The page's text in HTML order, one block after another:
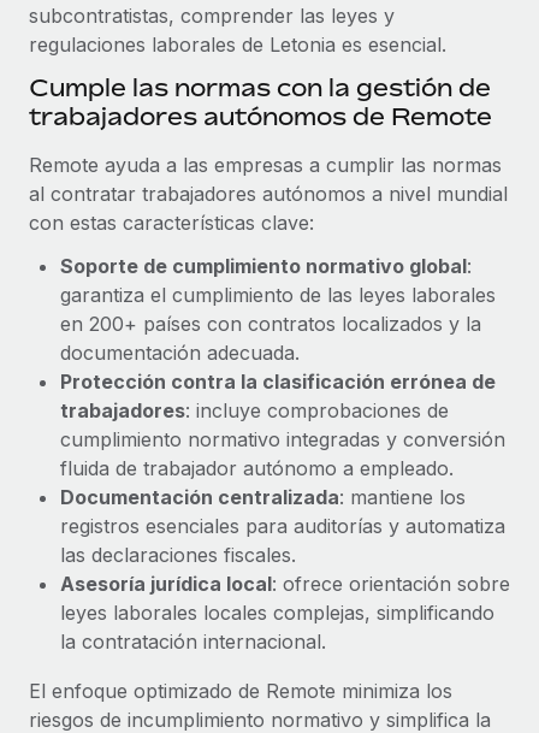
Comprobaciones de antecedentes
Cumplimiento normativo
normativo.
Gestión de dispositivos
Proporciona dispositivos tecnológicos y contrólalos
en todo el mundo.
Apertura de entidades
Abre entidades conforme a la legalidad enseguida.
Movilidad y reubicación
Reubica a los empleados con facilidad.
Prestaciones
Gestiona las prestaciones de los empleados sin
complicaciones.
Nómina global
EOR y PEO
Impuestos
BLOG
Novedades de producto de Remote:
Integraciones con Gusto y Xero y Contractor
Management Plus
La misión de Remote sigue siendo ayudar a empresas de
todos los tamaños a contratar, gestionar y...
Más información
Pento se convierte en un empleador equitativo
con Remote
Gestionar las nóminas internamente es complicado. Tardas
semanas en hacerlo manualmente y, al mes...
subcontratistas, comprender las leyes y
regulaciones laborales de Letonia es esencial.
Cumple las normas con la gestión de
trabajadores autónomos de Remote
Remote ayuda a las empresas a cumplir las normas
al contratar trabajadores autónomos a nivel mundial
con estas características clave:
Soporte de cumplimiento normativo global:
garantiza el cumplimiento de las leyes laborales
en 200+ países con contratos localizados y la
documentación adecuada.
Protección contra la clasificación errónea de
trabajadores: incluye comprobaciones de
cumplimiento normativo integradas y conversión
fluida de trabajador autónomo a empleado.
Documentación centralizada: mantiene los
registros esenciales para auditorías y automatiza
las declaraciones fiscales.
Asesoría jurídica local: ofrece orientación sobre
leyes laborales locales complejas, simplificando
la contratación internacional.
El enfoque optimizado de Remote minimiza los
riesgos de incumplimiento normativo y simplifica la